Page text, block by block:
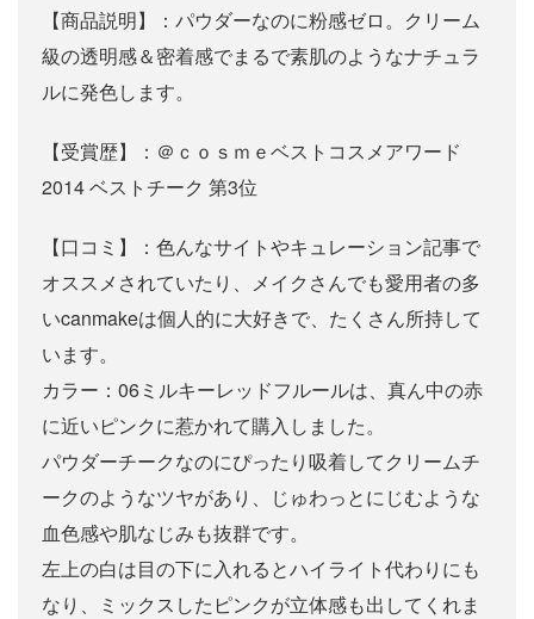
【商品説明】：パウダーなのに粉感ゼロ。クリーム
級の透明感＆密着感でまるで素肌のようなナチュラ
ルに発色します。
【受賞歴】：＠ｃｏｓｍｅベストコスメアワード
2014 ベストチーク 第3位
【口コミ】：色んなサイトやキュレーション記事で
オススメされていたり、メイクさんでも愛用者の多
いcanmakeは個人的に大好きで、たくさん所持して
います。
カラー：06ミルキーレッドフルールは、真ん中の赤
に近いピンクに惹かれて購入しました。
パウダーチークなのにぴったり吸着してクリームチ
ークのようなツヤがあり、じゅわっとにじむような
血色感や肌なじみも抜群です。
左上の白は目の下に入れるとハイライト代わりにも
なり、ミックスしたピンクが立体感も出してくれま